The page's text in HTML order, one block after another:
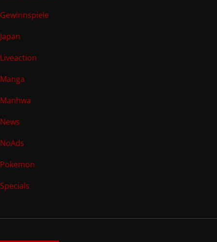
Gewinnspiele
Japan
Liveaction
Manga
Manhwa
News
NoAds
Pokemon
Specials